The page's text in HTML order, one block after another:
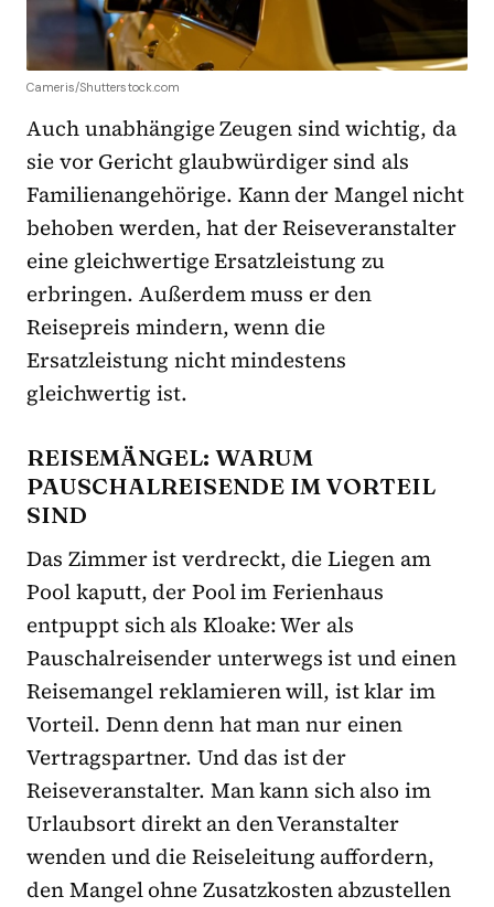
Cameris/Shutterstock.com
Auch unabhängige Zeugen sind wichtig, da
sie vor Gericht glaubwürdiger sind als
Familienangehörige. Kann der Mangel nicht
behoben werden, hat der Reiseveranstalter
eine gleichwertige Ersatzleistung zu
erbringen. Außerdem muss er den
Reisepreis mindern, wenn die
Ersatzleistung nicht mindestens
gleichwertig ist.
REISEMÄNGEL: WARUM
PAUSCHALREISENDE IM VORTEIL
SIND
Das Zimmer ist verdreckt, die Liegen am
Pool kaputt, der Pool im Ferienhaus
entpuppt sich als Kloake: Wer als
Pauschalreisender unterwegs ist und einen
Reisemangel reklamieren will, ist klar im
Vorteil. Denn denn hat man nur einen
Vertragspartner. Und das ist der
Reiseveranstalter. Man kann sich also im
Urlaubsort direkt an den Veranstalter
wenden und die Reiseleitung auffordern,
den Mangel ohne Zusatzkosten abzustellen